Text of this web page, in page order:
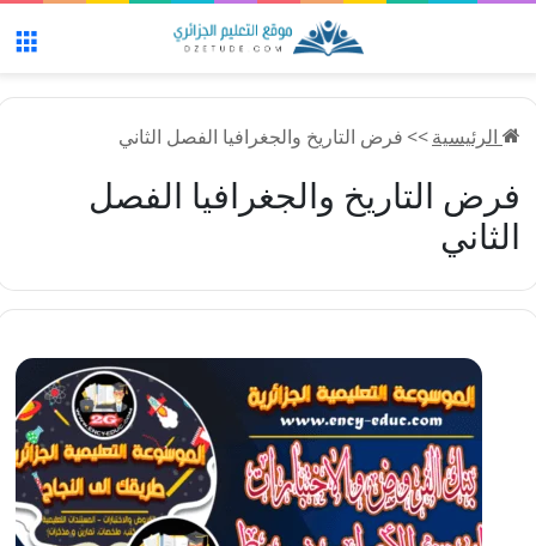
الرئيسية>>فرض التاريخ والجغرافيا الفصل الثاني
فرض التاريخ والجغرافيا الفصل
الثاني